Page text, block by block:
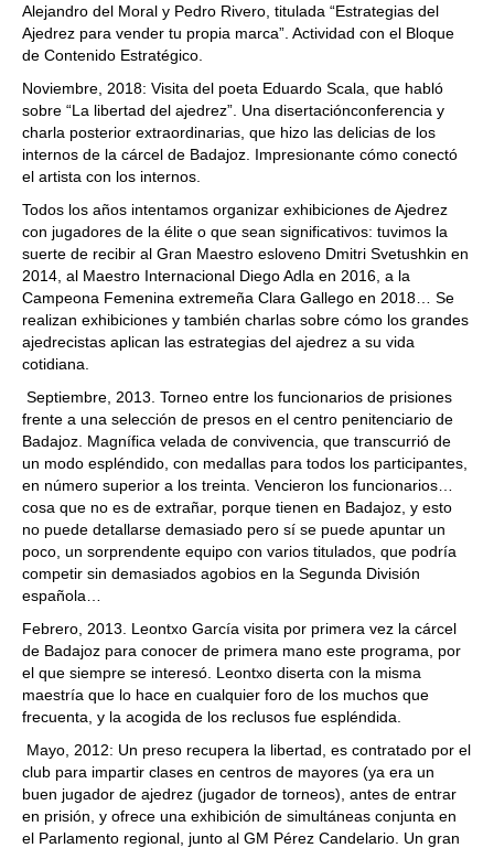
Alejandro del Moral y Pedro Rivero, titulada “Estrategias del
Ajedrez para vender tu propia marca”. Actividad con el Bloque
de Contenido Estratégico.
Noviembre, 2018: Visita del poeta Eduardo Scala, que habló
sobre “La libertad del ajedrez”. Una disertaciónconferencia y
charla posterior extraordinarias, que hizo las delicias de los
internos de la cárcel de Badajoz. Impresionante cómo conectó
el artista con los internos.
Todos los años intentamos organizar exhibiciones de Ajedrez
con jugadores de la élite o que sean significativos: tuvimos la
suerte de recibir al Gran Maestro esloveno Dmitri Svetushkin en
2014, al Maestro Internacional Diego Adla en 2016, a la
Campeona Femenina extremeña Clara Gallego en 2018… Se
realizan exhibiciones y también charlas sobre cómo los grandes
ajedrecistas aplican las estrategias del ajedrez a su vida
cotidiana.
Septiembre, 2013. Torneo entre los funcionarios de prisiones
frente a una selección de presos en el centro penitenciario de
Badajoz. Magnífica velada de convivencia, que transcurrió de
un modo espléndido, con medallas para todos los participantes,
en número superior a los treinta. Vencieron los funcionarios…
cosa que no es de extrañar, porque tienen en Badajoz, y esto
no puede detallarse demasiado pero sí se puede apuntar un
poco, un sorprendente equipo con varios titulados, que podría
competir sin demasiados agobios en la Segunda División
española…
Febrero, 2013. Leontxo García visita por primera vez la cárcel
de Badajoz para conocer de primera mano este programa, por
el que siempre se interesó. Leontxo diserta con la misma
maestría que lo hace en cualquier foro de los muchos que
frecuenta, y la acogida de los reclusos fue espléndida.
Mayo, 2012: Un preso recupera la libertad, es contratado por el
club para impartir clases en centros de mayores (ya era un
buen jugador de ajedrez (jugador de torneos), antes de entrar
en prisión, y ofrece una exhibición de simultáneas conjunta en
el Parlamento regional, junto al GM Pérez Candelario. Un gran